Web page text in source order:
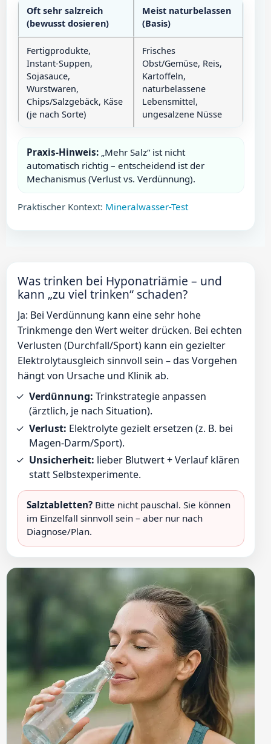
Oft sehr salzreich
(bewusst dosieren)
Meist naturbelassen
(Basis)
Fertigprodukte,
Instant-Suppen,
Sojasauce,
Wurstwaren,
Chips/Salzgebäck, Käse
(je nach Sorte)
Frisches
Obst/Gemüse, Reis,
Kartoffeln,
naturbelassene
Lebensmittel,
ungesalzene Nüsse
Praxis-Hinweis: „Mehr Salz“ ist nicht
automatisch richtig – entscheidend ist der
Mechanismus (Verlust vs. Verdünnung).
Praktischer Kontext: Mineralwasser-Test
Was trinken bei Hyponatriämie – und
kann „zu viel trinken“ schaden?
Ja: Bei Verdünnung kann eine sehr hohe
Trinkmenge den Wert weiter drücken. Bei echten
Verlusten (Durchfall/Sport) kann ein gezielter
Elektrolytausgleich sinnvoll sein – das Vorgehen
hängt von Ursache und Klinik ab.
Verdünnung: Trinkstrategie anpassen
(ärztlich, je nach Situation).
Verlust: Elektrolyte gezielt ersetzen (z. B. bei
Magen-Darm/Sport).
Unsicherheit: lieber Blutwert + Verlauf klären
statt Selbstexperimente.
Salztabletten? Bitte nicht pauschal. Sie können
im Einzelfall sinnvoll sein – aber nur nach
Diagnose/Plan.